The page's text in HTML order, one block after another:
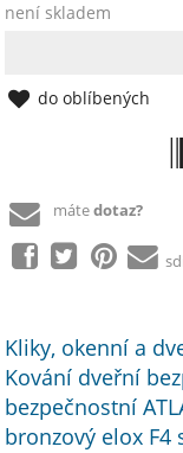
není skladem
do oblíbených
mátedotaz?
Kliky, okenní a
Kování dveřní
bezpečnostní
bronzový elox F4